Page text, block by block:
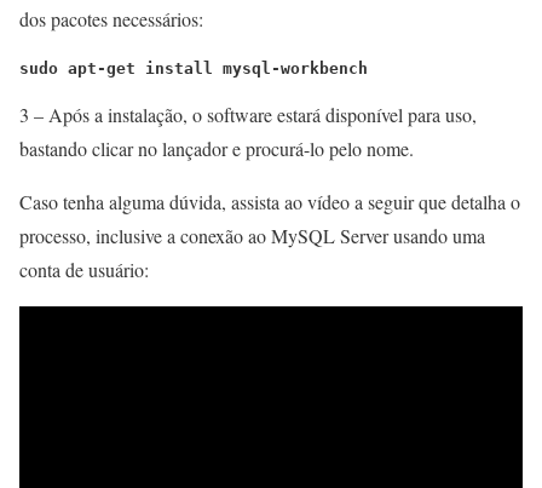
dos pacotes necessários:
sudo apt-get install mysql-workbench
3 – Após a instalação, o software estará disponível para uso,
bastando clicar no lançador e procurá-lo pelo nome.
Caso tenha alguma dúvida, assista ao vídeo a seguir que detalha o
processo, inclusive a conexão ao MySQL Server usando uma
conta de usuário: